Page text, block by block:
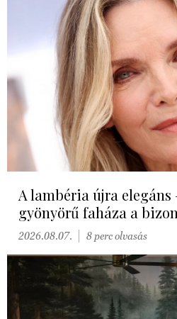
A lambéria újra
gyönyörű faháza a
2026.08.07. 8 perc olvasás